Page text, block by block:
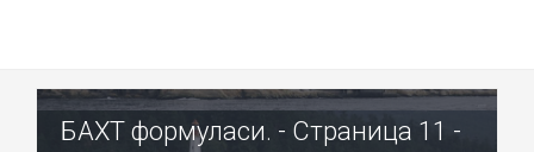
БАХТ формуласи. - Страница 11 -